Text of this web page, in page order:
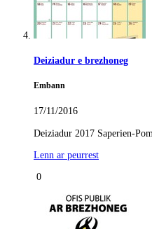
Deiziadur e brezhoneg
Embann
17/11/2016
Deiziadur 2017 Saperien-
Lenn ar peurrest
0